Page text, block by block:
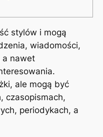
stylów i mogą
wiadomości,
a nawet
ale mogą być
czasopismach,
periodykach, a